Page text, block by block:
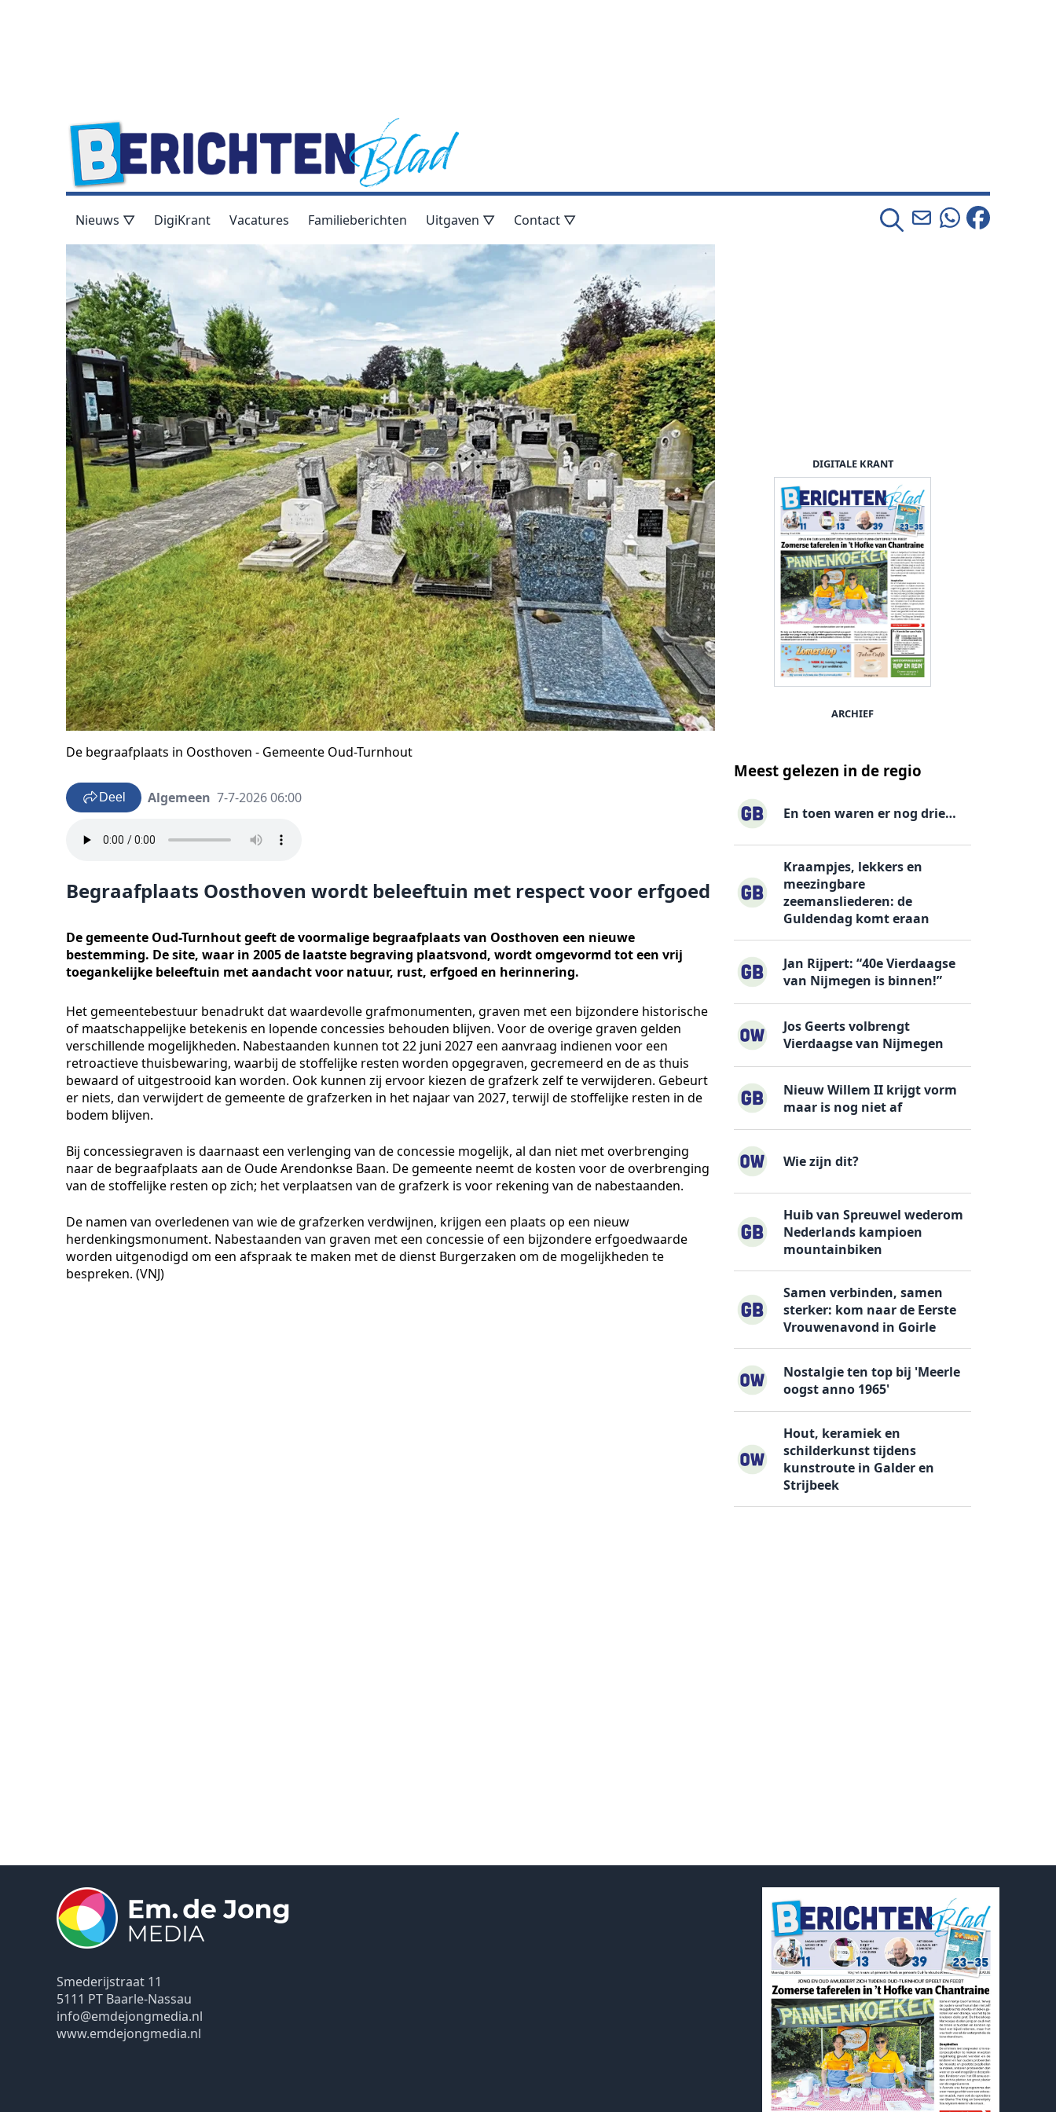
Nieuws ▽ DigiKrant Vacatures Familieberichten Uitgaven ▽ Contact ▽
De begraafplaats in Oosthoven - Gemeente Oud-Turnhout
Deel Algemeen 7-7-2026 06:00
Begraafplaats Oosthoven wordt beleeftuin met respect voor erfgoed
De gemeente Oud-Turnhout geeft de voormalige begraafplaats van Oosthoven een nieuwe
bestemming. De site, waar in 2005 de laatste begraving plaatsvond, wordt omgevormd tot een vrij
toegankelijke beleeftuin met aandacht voor natuur, rust, erfgoed en herinnering.
Het gemeentebestuur benadrukt dat waardevolle grafmonumenten, graven met een bijzondere historische
of maatschappelijke betekenis en lopende concessies behouden blijven. Voor de overige graven gelden
verschillende mogelijkheden. Nabestaanden kunnen tot 22 juni 2027 een aanvraag indienen voor een
retroactieve thuisbewaring, waarbij de stoffelijke resten worden opgegraven, gecremeerd en de as thuis
bewaard of uitgestrooid kan worden. Ook kunnen zij ervoor kiezen de grafzerk zelf te verwijderen. Gebeurt
er niets, dan verwijdert de gemeente de grafzerken in het najaar van 2027, terwijl de stoffelijke resten in de
bodem blijven.
Bij concessiegraven is daarnaast een verlenging van de concessie mogelijk, al dan niet met overbrenging
naar de begraafplaats aan de Oude Arendonkse Baan. De gemeente neemt de kosten voor de overbrenging
van de stoffelijke resten op zich; het verplaatsen van de grafzerk is voor rekening van de nabestaanden.
De namen van overledenen van wie de grafzerken verdwijnen, krijgen een plaats op een nieuw
herdenkingsmonument. Nabestaanden van graven met een concessie of een bijzondere erfgoedwaarde
worden uitgenodigd om een afspraak te maken met de dienst Burgerzaken om de mogelijkheden te
bespreken. (VNJ)
DIGITALE KRANT
ARCHIEF
Meest gelezen in de regio
En toen waren er nog drie…
Kraampjes, lekkers en
meezingbare
zeemansliederen: de
Guldendag komt eraan
Jan Rijpert: “40e Vierdaagse
van Nijmegen is binnen!”
Jos Geerts volbrengt
Vierdaagse van Nijmegen
Nieuw Willem II krijgt vorm
maar is nog niet af
Wie zijn dit?
Huib van Spreuwel wederom
Nederlands kampioen
mountainbiken
Samen verbinden, samen
sterker: kom naar de Eerste
Vrouwenavond in Goirle
Nostalgie ten top bij 'Meerle
oogst anno 1965'
Hout, keramiek en
schilderkunst tijdens
kunstroute in Galder en
Strijbeek
Smederijstraat 11
5111 PT Baarle-Nassau
info@emdejongmedia.nl
www.emdejongmedia.nl